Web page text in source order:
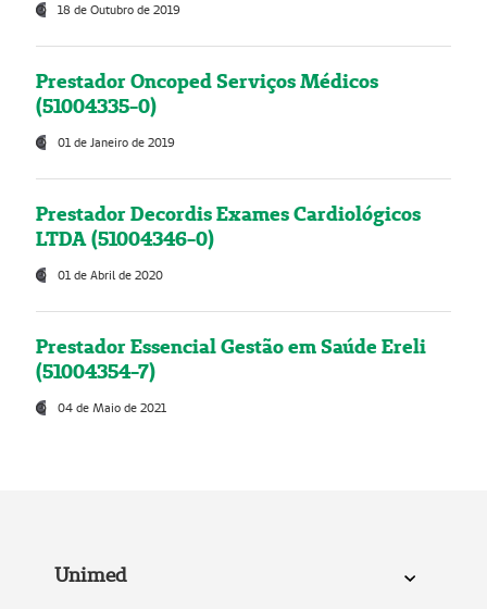
18 de Outubro de 2019
Prestador Oncoped Serviços Médicos
(51004335-0)
01 de Janeiro de 2019
Prestador Decordis Exames Cardiológicos
LTDA (51004346-0)
01 de Abril de 2020
Prestador Essencial Gestão em Saúde Ereli
(51004354-7)
04 de Maio de 2021
Unimed